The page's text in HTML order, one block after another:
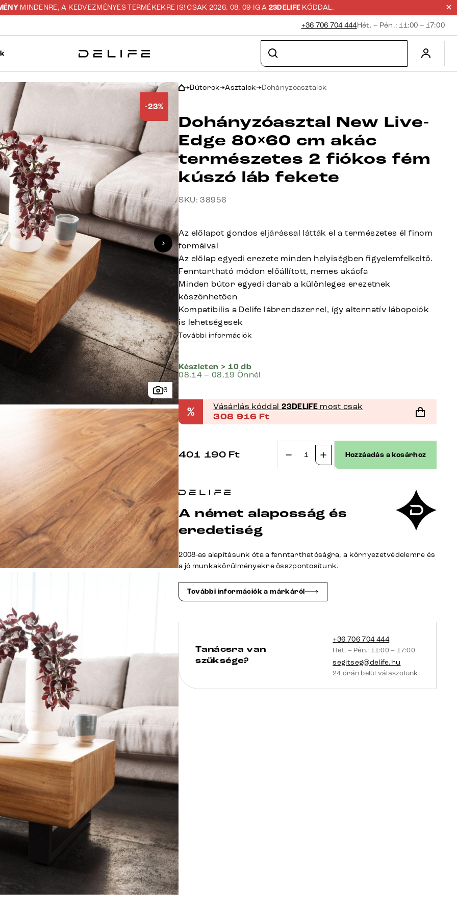
MINDENRE, A KEDVEZMÉNYES TERMÉKEKRE IS! CSAK 2026. 08. 09-IG A 23DELIFE KÓDDAL.
+36 706 704 444Hét. – Pén.: 11:00 – 17:00
6
-23%
Bútorok Asztalok Dohányzóasztalok
Dohányzóasztal New Live-
Edge 80×60 cm akác
természetes 2 fiókos fém
kúszó láb fekete
SKU: 38956
Az előlapot gondos eljárással látták el a természetes él finom
formáival
Az előlap egyedi erezete minden helyiségben figyelemfelkeltő.
Fenntartható módon előállított, nemes akácfa
Minden bútor egyedi darab a különleges erezetnek
köszönhetően
Kompatibilis a Delife lábrendszerrel, így alternatív lábopciók
is lehetségesek
További információk
Készleten > 10 db
08.14 – 08.19 Önnél
% Vásárlás kóddal 23DELIFE most csak
308 916 Ft
401 190 Ft
Dohányzóasztal
80x60
természetes
2
fém
kúszó
Hozzáadás a kosárhoz
A német alaposság és
eredetiség
2008-as alapításunk óta a fenntarthatóságra, a környezetvédelemre és
a jó munkakörülményekre összpontosítunk.
További információk a márkáról
Tanácsra van
szüksége?
+36 706 704 444
Hét. – Pén.: 11:00 – 17:00
segitseg@delife.hu
24 órán belül válaszolunk.